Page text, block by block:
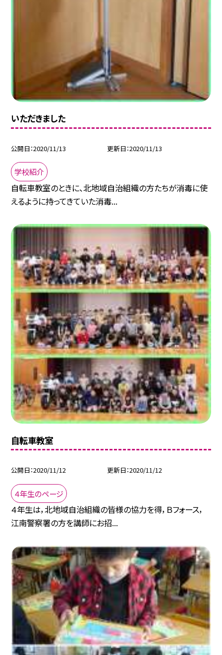
いただきました
公開日 2020/11/13 更新日 2020/11/13
学校紹介
自転車教室のときに、北地域自治組織の方たちが消毒に使
えるように持ってきていた消毒...
自転車教室
公開日 2020/11/12 更新日 2020/11/12
４年生のページ
４年生は，北地域自治組織の皆様の協力を得，Ｂフォース，
江南警察署の方を講師にお招...